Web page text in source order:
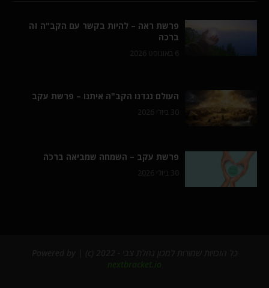
פרשת ראה – להיות בקשר עם הקב"ה זה
ברכה
6 באוגוסט 2026
העולם נגדנו הקב"ה איתנו – פרשת עקב
30 ביולי 2026
פרשת עקב – השמחה שמביאה ברכה
30 ביולי 2026
nextbracket.io